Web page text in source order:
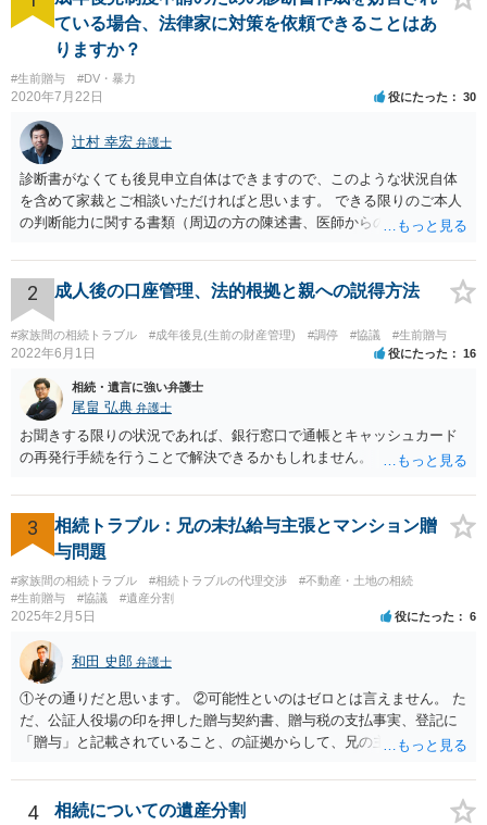
ている場合、法律家に対策を依頼できることはあ
りますか？
#生前贈与 #DV・暴力
2020年7月22日 役にたった 30
辻村 幸宏 弁護士
診断書がなくても後見申立自体はできますので、このような状況自体
を含めて家裁とご相談いただければと思います。 できる限りのご本人
の判断能力に関する書類（周辺の方の陳述書、医師からの聴取書等）
をしていただければそこから先は進むのではないかと存じます。 ま
た、Aさんの意向を酌みすぎるあまりに後見申立ができない状況にして
いる施設の問題もありますので、当該地域の地域包括支援センターに
ご相談されるのもひとつの方法です。
2 成人後の口座管理、法的根拠と親への説得方法
#家族間の相続トラブル #成年後見(生前の財産管理) #調停 #協議 #生前贈与
2022年6月1日 役にたった 16
相続・遺言に強い弁護士
尾畠 弘典 弁護士
お聞きする限りの状況であれば、銀行窓口で通帳とキャッシュカード
の再発行手続を行うことで解決できるかもしれません。
3
相続トラブル：兄の未払給与主張とマンション贈
与問題
#家族間の相続トラブル #相続トラブルの代理交渉
#不動産・土地の相続
#生前贈与
#協議 #遺産分割
2025年2月5日 役にたった 6
和田 史郎 弁護士
①その通りだと思います。 ②可能性といのはゼロとは言えません。 た
だ、公証人役場の印を押した贈与契約書、贈与税の支払事実、登記に
「贈与」と記載されていること、の証拠からして、兄の主張は通らな
わなければ、遺産分割調停を申し立てて進めるのがベターのような気
がしますね。
4 相続についての遺産分割